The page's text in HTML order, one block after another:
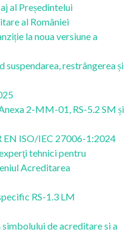
al Președintelui
al României
la noua versiune a
restrângerea și
2-MM-01, RS-5.2 SM și
EN ISO/IEC 27006-1:2024
tehnici pentru
Acreditarea
RS-1.3 LM
de acreditare si a